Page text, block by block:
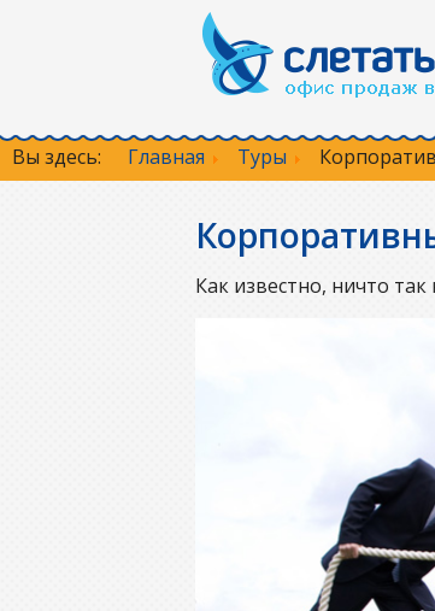
Вы здесь: Главная Туры
Как известно, ничто